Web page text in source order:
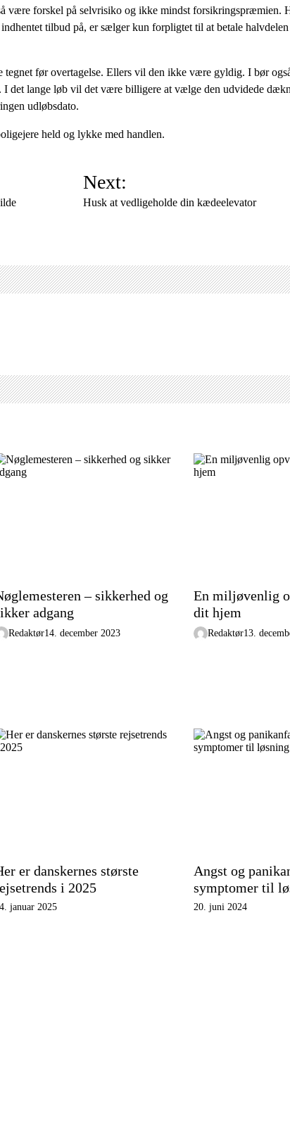
være forskel på selvrisiko og ikke mindst forsikringspræmien.
tilbud på, er sælger kun forpligtet til at betale halvdelen
før overtagelse. Ellers vil den ikke være gyldig. I bør
det lange løb vil det være billigere at vælge den udvidede
udløbsdato.
held og lykke med handlen.
Next:
Husk at vedligeholde din kædeelevator
– sikkerhed og
adgang
Redaktør14. december 2023
En miljøvenlig
dit hjem
Redaktør13.
er danskernes største
i 2025
januar 2025
Angst og
symptomer til
20. juni 2024